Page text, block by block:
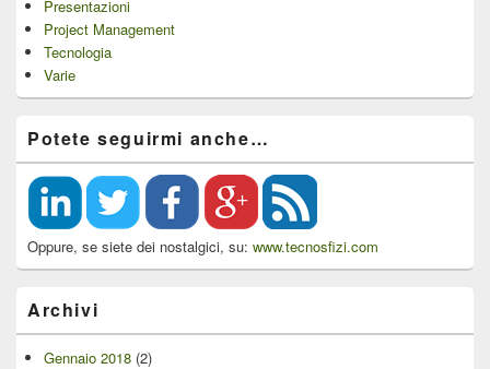
Presentazioni
Project Management
Tecnologia
Varie
Potete seguirmi anche…
Oppure, se siete dei nostalgici, su: www.tecnosfizi.com
Archivi
Gennaio 2018 (2)